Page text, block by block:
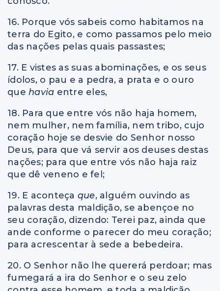
16. Porque vós sabeis como habitamos na
terra do Egito, e como passamos pelo meio
das nações pelas quais passastes;
17. E vistes as suas abominações, e os seus
ídolos, o pau e a pedra, a prata e o ouro
que havia entre eles,
18. Para que entre vós não haja homem,
nem mulher, nem família, nem tribo, cujo
coração hoje se desvie do Senhor nosso
Deus, para que vá servir aos deuses destas
nações; para que entre vós não haja raiz
que dê veneno e fel;
19. E aconteça que, alguém ouvindo as
palavras desta maldição, se abençoe no
seu coração, dizendo: Terei paz, ainda que
ande conforme o parecer do meu coração;
para acrescentar à sede a bebedeira.
20. O Senhor não lhe quererá perdoar; mas
fumegará a ira do Senhor e o seu zelo